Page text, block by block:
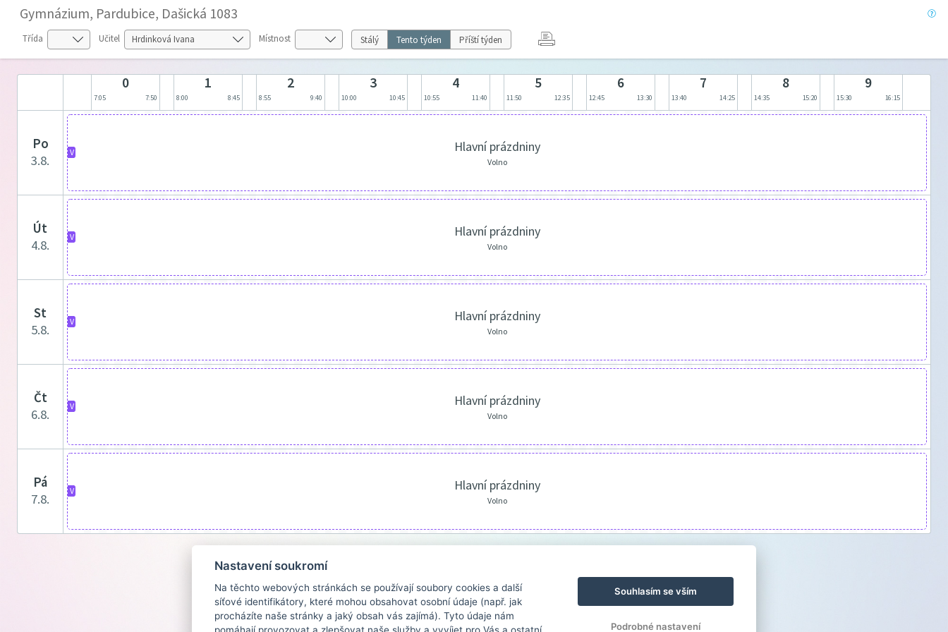
Gymnázium, Pardubice, Dašická 1083
Třída Učitel Místnost Stálý Tento týden Příští týden
0
7:05 7:50
1
8:00 8:45
2
8:55 9:40
3
10:00 10:45
4
10:55 11:40
5
11:50 12:35
6
12:45 13:30
7
13:40 14:25
8
14:35 15:20
9
15:30 16:15
po
3.8.
V Hlavní prázdniny
Volno
út
4.8.
V Hlavní prázdniny
Volno
st
5.8.
V Hlavní prázdniny
Volno
čt
6.8.
V Hlavní prázdniny
Volno
pá
7.8.
V Hlavní prázdniny
Volno
Nastavení soukromí
Na těchto webových stránkách se používají soubory cookies a další
síťové identifikátory, které mohou obsahovat osobní údaje (např. jak
procházíte naše stránky a jaký obsah vás zajímá). Tyto údaje nám
Souhlasím se vším
Podrobné nastavení